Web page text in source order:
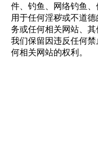
件、钓鱼、网络钓鱼
用于任何淫秽或不道
务或任何相关网站、其
我们保留因违反任何
何相关网站的权利。